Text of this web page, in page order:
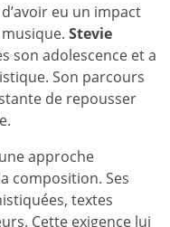
eu un impact
Stevie
son adolescence et a
Son parcours
de repousser
approche
composition. Ses
textes
Cette exigence lui